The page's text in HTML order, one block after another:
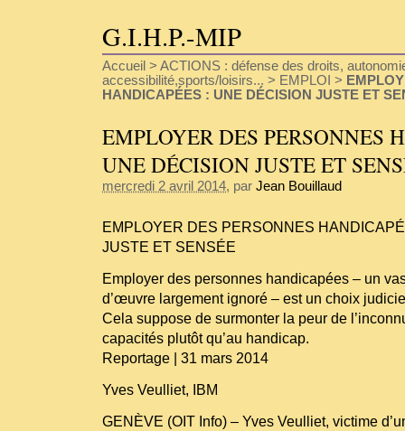
G.I.H.P.-MIP
Accueil > ACTIONS : défense des droits,
accessibilité,sports/loisirs... > EMPLOI >
HANDICAPÉES : UNE DÉCISION JUSTE ET
EMPLOYER DES PERSONNES
UNE DÉCISION JUSTE ET
mercredi 2 avril 2014, par Jean Bouillaud
EMPLOYER DES PERSONNES
JUSTE ET SENSÉE
Employer des personnes handicapées – un
d’œuvre largement ignoré – est un choix
Cela suppose de surmonter la peur de
capacités plutôt qu’au handicap.
Reportage | 31 mars 2014
Yves Veulliet, IBM
GENÈVE (OIT Info) – Yves Veulliet, victime